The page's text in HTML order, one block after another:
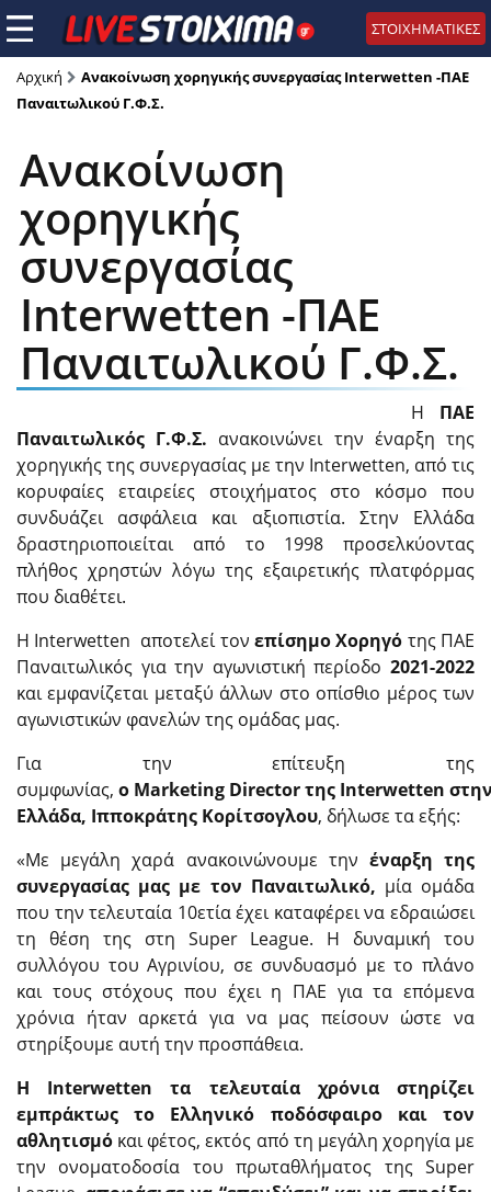
ΣΤΟΙΧΗΜΑΤΙΚΕΣ
Αρχική
Ανακοίνωση χορηγικής συνεργασίας Interwetten -ΠΑΕ
Παναιτωλικού Γ.Φ.Σ.
Ανακοίνωση
χορηγικής
συνεργασίας
Interwetten -ΠΑΕ
Παναιτωλικού Γ.Φ.Σ.
Η ΠΑΕ
Παναιτωλικός Γ.Φ.Σ. ανακοινώνει την έναρξη της
χορηγικής της συνεργασίας με την Interwetten, από τις
κορυφαίες εταιρείες στοιχήματος στο κόσμο που
συνδυάζει ασφάλεια και αξιοπιστία. Στην Ελλάδα
δραστηριοποιείται από το 1998 προσελκύοντας
πλήθος χρηστών λόγω της εξαιρετικής πλατφόρμας
που διαθέτει.
Η Interwetten αποτελεί τον επίσημο Χορηγό της ΠΑΕ
Παναιτωλικός για την αγωνιστική περίοδο 2021-2022
και εμφανίζεται μεταξύ άλλων στο οπίσθιο μέρος των
αγωνιστικών φανελών της ομάδας μας.
Για την επίτευξη της
συμφωνίας, ο Marketing Directorτης Interwetten
Ελλάδα, Ιπποκράτης Κορίτσογλου, δήλωσε τα εξής:
«Με μεγάλη χαρά ανακοινώνουμε την έναρξη της
συνεργασίας μας με τον Παναιτωλικό, μία ομάδα
που την τελευταία 10ετία έχει καταφέρει να εδραιώσει
τη θέση της στη Super League. Η δυναμική του
συλλόγου του Αγρινίου, σε συνδυασμό με το πλάνο
και τους στόχους που έχει η ΠΑΕ για τα επόμενα
χρόνια ήταν αρκετά για να μας πείσουν ώστε να
στηρίξουμε αυτή την προσπάθεια.
Η Interwetten τα τελευταία χρόνια στηρίζει
εμπράκτως το Ελληνικό ποδόσφαιρο και τον
αθλητισμό και φέτος, εκτός από τη μεγάλη χορηγία με
την ονοματοδοσία του πρωταθλήματος της Super